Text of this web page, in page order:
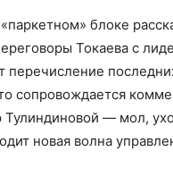
блоке
Токаева с
перечисление
сопровождается
Тулиндиновой — мол,
новая волна